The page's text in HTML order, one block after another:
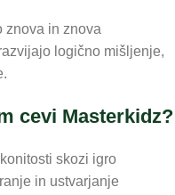
znova in znova
logično mišljenje,
cevi Masterkidz?
skozi igro
in ustvarjanje